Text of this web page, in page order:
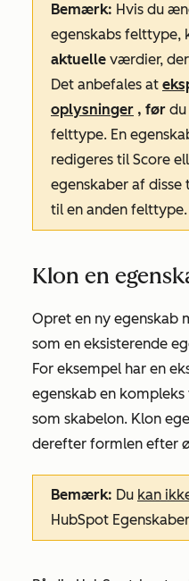
Bemærk: Hvis du
egenskabs felttype,
aktuelle værdier,
Det anbefales at
oplysninger , før du
felttype. En
redigeres til Score
egenskaber af
til en anden felttype.
Klon en
Opret en ny egenskab
som en eksisterende
For eksempel har en
egenskab en
som skabelon. Klon
derefter formlen efter
Bemærk: Du kan
HubSpot